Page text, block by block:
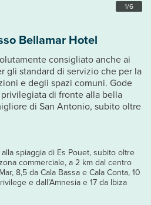
1/6
spiaggia di Es Pouet, subito oltre
commerciale, a 2 km dal centro
8,5 da Cala Bassa e Cala Conta, 10
e dall’Amnesia e 17 da Ibiza
Bellamar Hotel
consigliato anche ai
gli standard di servizio che per la
e degli spazi comuni. Gode
di fronte alla bella
di San Antonio, subito oltre